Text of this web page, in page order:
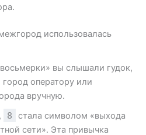
использовалась
вы слышали гудок,
город оператору или
вручную.
8
стала символом «выхода
сети». Эта привычка